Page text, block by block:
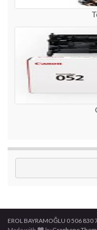
EROL BAYRAMOĞLU 0 506